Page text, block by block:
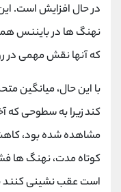
در حال افزایش است.
نهنگ ها در بایننس
که آنها نقش مهمی در
مشاهده شده بود،
کوتاه مدت، نهنگ ها
است عقب نشینی کنند